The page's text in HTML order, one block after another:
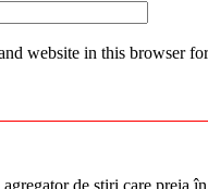
website in this browser
agregator de ştiri care